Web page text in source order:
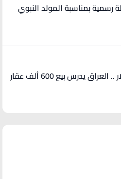
رسمية بمناسبة المولد النبوي
قيمتها 150 مليار دولار .. العراق يدرس بيع 600 ألف عقار